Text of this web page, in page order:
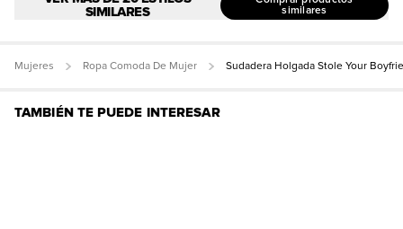
SIMILARES
similares
Mujeres Ropa Comoda De Mujer Sudadera Holgada Stole Your
TAMBIÉN TE PUEDE INTERESAR